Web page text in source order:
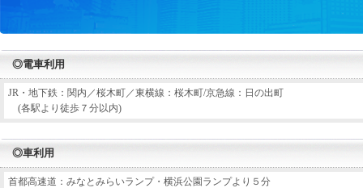
◎電車利用
JR・地下鉄：関内／桜木町／東横線：桜木町/京急線：日の出町
(各駅より徒歩７分以内)
◎車利用
首都高速道：みなとみらいランプ・横浜公園ランプより５分